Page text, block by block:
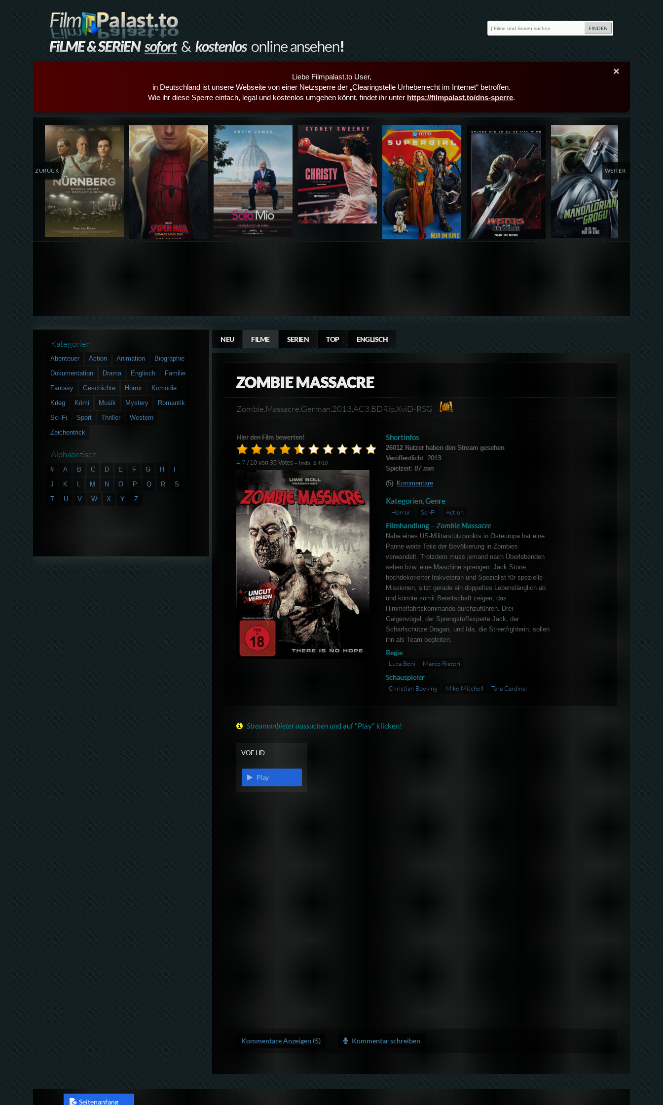
×
Liebe Filmpalast.to User,
in Deutschland ist unsere Webseite von einer Netzsperre der „Clearingstelle Urheberrecht im Internet“ betroffen.
Wie ihr diese Sperre einfach, legal und kostenlos umgehen könnt, findet ihr unter https://filmpalast.to/dns-sperre.
Details,Play Details,Play Details,Play Details,Play Details,Play Details,Play Details,Play
ZURÜCK WEITER
NEU FILME SERIEN TOP ENGLISCH
ZOMBIE MASSACRE
Zombie.Massacre.German.2013.AC3.BDRip.XviD-RSG
Hier den Film bewerten!
4.7 / 10 von35 Votes – Imdb: 2.4/10
Shortinfos
26012Nutzer haben den Stream gesehen
Veröffentlicht: 2013
Spielzeit: 87 min
(5) Kommentare
Kategorien, Genre
Horror Sci-Fi Action
Filmhandlung –Zombie Massacre
Nahe eines US-Militärstützpunkts in Osteuropa hat eine
Panne weite Teile der Bevölkerung in Zombies
verwandelt. Trotzdem muss jemand nach Überlebenden
sehen bzw. eine Maschine sprengen. Jack Stone,
hochdekorierter Irakveteran und Spezialist für spezielle
Missionen, sitzt gerade ein doppeltes Lebenslänglich ab
und könnte somit Bereitschaft zeigen, das
Himmelfahrtskommando durchzuführen. Drei
Galgenvögel, der Sprengstoffexperte Jack, der
Scharfschütze Dragan, und Ida, die Streetfighterin, sollen
ihn als Team begleiten.
Regie
Luca Boni Marco Ristori
Schauspieler
Christian Boeving Mike Mitchell Tara Cardinal
Streamanbieter aussuchen und auf "Play" klicken!
VOE HD
Play
Kommentare Anzeigen (5) Kommentar schreiben
Kategorien
Abenteuer Action Animation
Biographie
Dokumentation
Drama Englisch
Familie
Fantasy
Geschichte Horror
Komödie
Krieg
Krimi Musik Mystery
Romantik
Sci-Fi
Sport Thriller
Western
Zeichentrick
Alphabetisch
# A B C D E F G H
J
K L M N O P Q R
S
T
U V W X Y Z
Seitenanfang